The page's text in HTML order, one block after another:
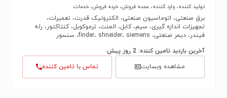
تولید کننده، وارد کننده، عمده فروش، خرده فروش، خدمات
برق صنعتی، اتوماسیون صنعتی، الکترونیک قدرت، تعمیرات،
تجهیزات اندازه گیری، سیم، کابل، المنت، ترموکوبل، کنتاکتور، رله
فیندر، دیمر صنعتی، finder، shneider، siemens، سنسور
آخرین بازدید تامین کننده: 2 روز پیش
مشاهده وبسایت
تماس با تامین کننده